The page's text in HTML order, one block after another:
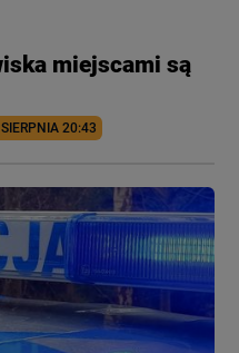
miejscami są
20:43